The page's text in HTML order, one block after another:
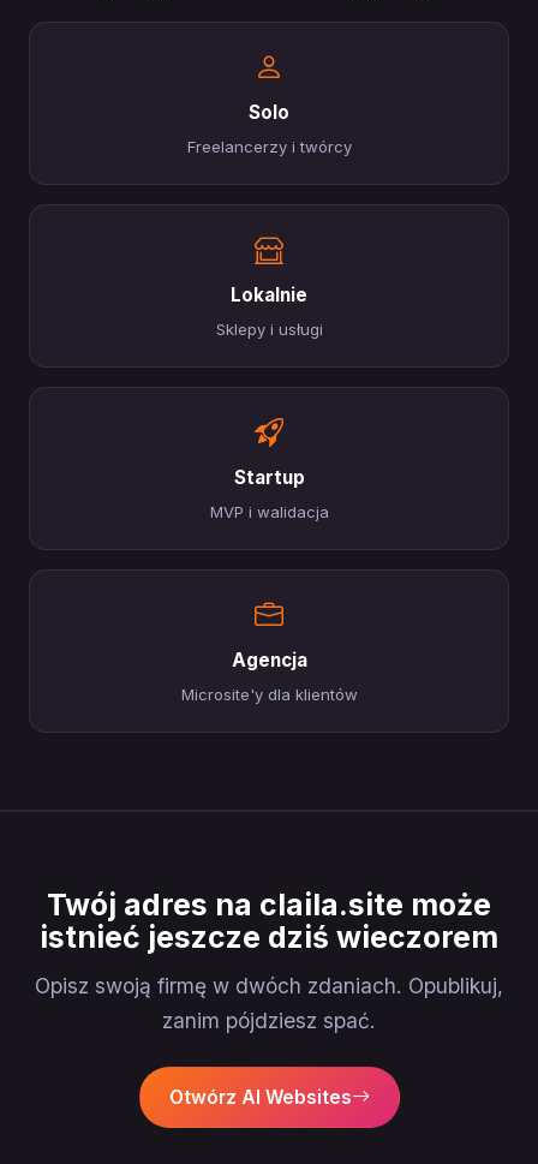
Solo
Freelancerzy i twórcy
Lokalnie
Sklepy i usługi
Startup
MVP i walidacja
Agencja
Microsite'y dla klientów
Twój adres na claila.site może
istnieć jeszcze dziś wieczorem
Opisz swoją firmę w dwóch zdaniach. Opublikuj,
zanim pójdziesz spać.
Otwórz AI Websites